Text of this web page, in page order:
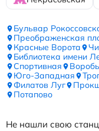
Бульвар
Преображенская
Красные Ворота
Библиотека имени
Спортивная
Юго-Западная
Филатов Луг
Потапово
Не нашли свою